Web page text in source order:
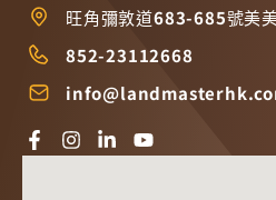
旺角彌敦道683-685號美
852-23112668